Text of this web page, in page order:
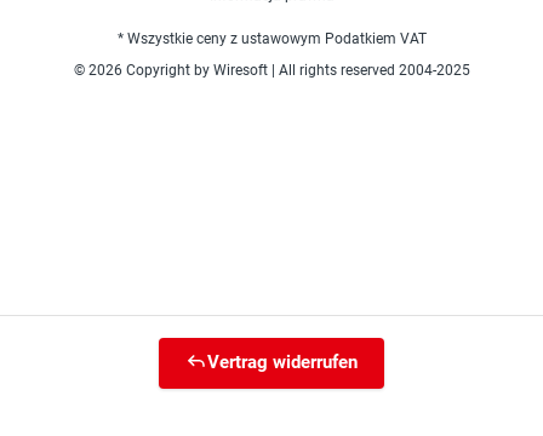
* Wszystkie ceny z ustawowym Podatkiem VAT
© 2026 Copyright by Wiresoft | All rights reserved 2004-2025
Vertrag widerrufen